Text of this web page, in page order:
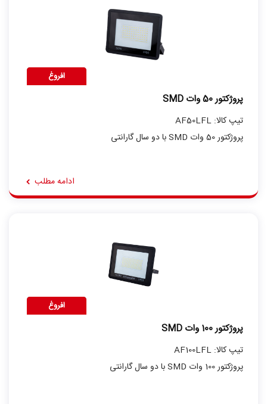
افروغ
پروژکتور 50 وات SMD
تیپ کالا: AF50LFL
پروژکتور 50 وات SMD با دو سال گارانتی
ادامه مطلب
افروغ
پروژکتور 100 وات SMD
تیپ کالا: AF100LFL
پروژکتور 100 وات SMD با دو سال گارانتی